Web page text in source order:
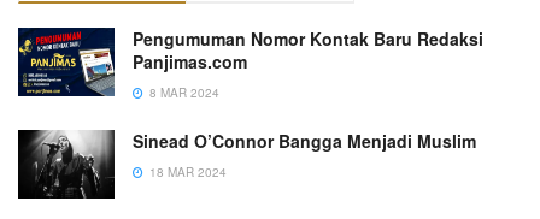
Pengumuman Nomor Kontak Baru Redaksi
Panjimas.com
8 MAR 2024
Sinead O’Connor Bangga Menjadi Muslim
18 MAR 2024